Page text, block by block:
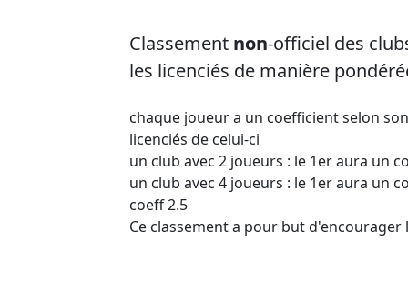
Classement non-officiel des
les licenciés de manière
chaque joueur a un coefficient selon
licenciés de celui-ci
un club avec 2 joueurs : le 1er aura un
un club avec 4 joueurs : le 1er aura un
coeff 2.5
Ce classement a pour but d'encourager